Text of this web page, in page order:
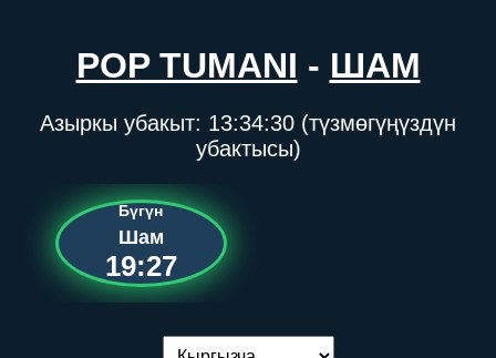
POP TUMANI - ШАМ
Азыркы убакыт: 13:34:30 (түзмөгүңүздүн
убактысы)
Бүгүн
Шам
19:27